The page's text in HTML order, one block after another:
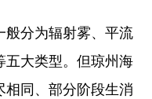
分为辐射雾、平流
大类型。但琼州海
同、部分阶段生消